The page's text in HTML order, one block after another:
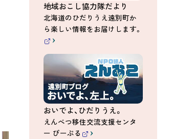
地域おこし協力隊だより
北海道のひだりうえ遠別町か
ら楽しい情報をお届けします。
外
部
サ
イ
ト
おいでよ、ひだりうえ。
えんべつ移住交流支援センタ
ー ぴーぷる